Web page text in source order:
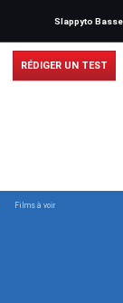
Slappyto Basse
RÉDIGER UN TEST
Films à voir